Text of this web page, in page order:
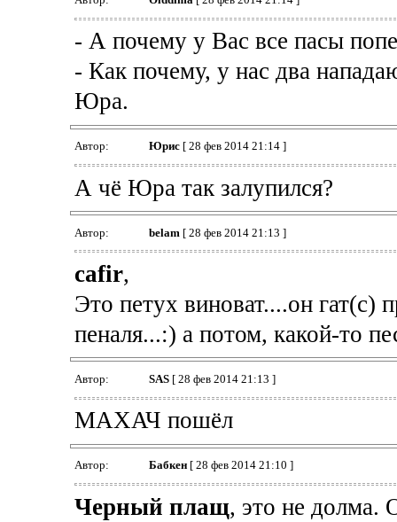
- А почему у Вас все пасы
- Как почему, у нас два
Юра.
Автор: Юрис[ 28 фев 2014 21:14 ]
А чё Юра так залупился?
Автор: belam [ 28 фев 2014 21:13 ]
cafir,
Это петух виноват....он гат(с)
пеналя...:) а потом, какой-то
Автор: SAS[ 28 фев 2014 21:13 ]
МАХАЧ пошёл
Автор: Бабкен[ 28 фев 2014 21:10 ]
Черный плащ, это не долма.